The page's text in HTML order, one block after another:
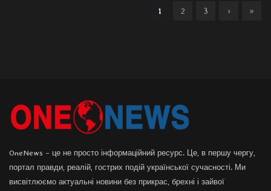
1 2 3 › »
OneNews – це не просто інформаційний ресурс. Це, в першу чергу,
портал правди, реалій, гострих подій української сучасності. Ми
висвітлюємо актуальні новини без прикрас, брехні і зайвої